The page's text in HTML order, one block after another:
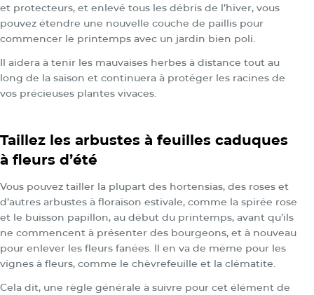
et protecteurs, et enlevé tous les débris de l’hiver, vous
pouvez étendre une nouvelle couche de paillis pour
commencer le printemps avec un jardin bien poli.
Il aidera à tenir les mauvaises herbes à distance tout au
long de la saison et continuera à protéger les racines de
vos précieuses plantes vivaces.
Taillez les arbustes à feuilles caduques
à fleurs d’été
Vous pouvez tailler la plupart des hortensias, des roses et
d’autres arbustes à floraison estivale, comme la spirée rose
et le buisson papillon, au début du printemps, avant qu’ils
ne commencent à présenter des bourgeons, et à nouveau
pour enlever les fleurs fanées. Il en va de même pour les
vignes à fleurs, comme le chèvrefeuille et la clématite.
Cela dit, une règle générale à suivre pour cet élément de